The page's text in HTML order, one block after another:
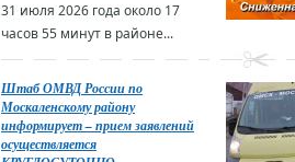
31 июля 2026 года около 17
часов 55 минут в районе...
Штаб ОМВД России по
Москаленскому району
информирует – прием заявлений
осуществляется